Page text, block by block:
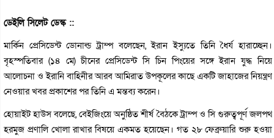
ডেইলি সিলেট ডেস্ক ::
মার্কিন প্রেসিডেন্ট ডোনাল্ড ট্রাম্প বলেছেন, ইরান ইস্যুতে তিনি ধৈর্য হারাচ্ছেন।
বৃহস্পতিবার (১৪ মে) চীনের প্রেসিডেন্ট সি চিন পিংয়ের সঙ্গে ইরান যুদ্ধ নিয়ে
আলোচনা ও ইরানি বাহিনীর আরব আমিরাত উপকূলের কাছে একটি জাহাজের নিয়ন্ত্রণ
নেওয়ার খবর প্রকাশের পর তিনি এ মন্তব্য করেন।
হোয়াইট হাউস বলেছে, বেইজিংয়ে অনুষ্ঠিত শীর্ষ বৈঠকে ট্রাম্প ও সি গুরুত্বপূর্ণ জলপথ
হরমুজ প্রণালি খোলা রাখার বিষয়ে একমত হয়েছেন। গত ২৮ ফেব্রুয়ারি শুরু হওয়া